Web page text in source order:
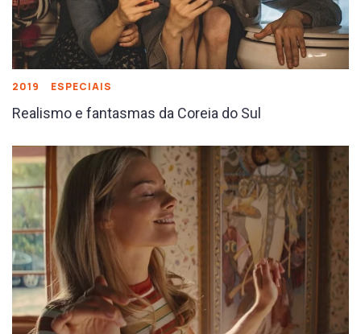
2019 ESPECIAIS
Realismo e fantasmas da Coreia do Sul